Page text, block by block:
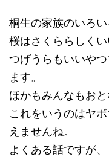
桐生の家族のいろい
桜はさくららしく
つげうらもいいや
ます。
ほかもみんなもおと
これをいうのはヤ
えませんね。
よくある話ですが